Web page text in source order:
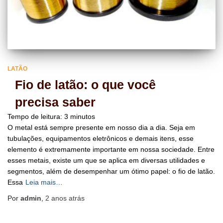
LATÃO
Fio de latão: o que você
precisa saber
Tempo de leitura: 3 minutos
O metal está sempre presente em nosso dia a dia. Seja em
tubulações, equipamentos eletrônicos e demais itens, esse
elemento é extremamente importante em nossa sociedade. Entre
esses metais, existe um que se aplica em diversas utilidades e
segmentos, além de desempenhar um ótimo papel: o fio de latão.
Essa Leia mais…
Por admin 2 anos atrás